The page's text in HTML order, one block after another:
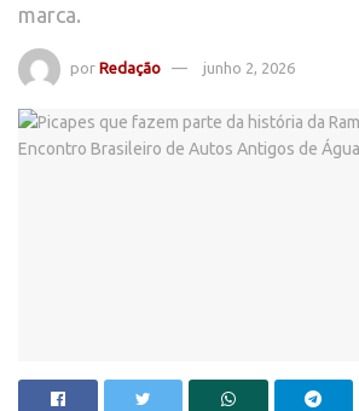
marca.
por Redação junho 2, 2026